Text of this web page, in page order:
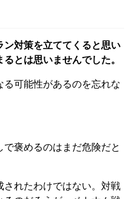
対策を立ててくると思い
とは思いませんでした。
可能性があるのを忘れな
で褒めるのはまだ危険だと
れたわけではない。対戦